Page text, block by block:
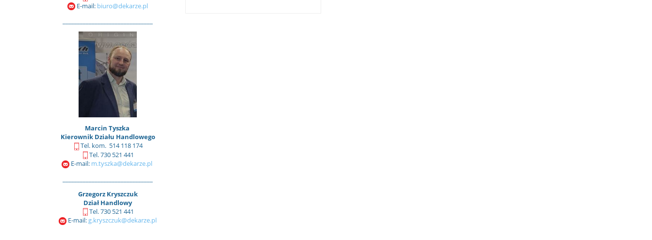
E-mail: biuro@dekarze.pl
Marcin Tyszka
Kierownik Działu Handlowego
Tel. kom. 514 118 174
Tel. 730 521 441
E-mail: m.tyszka@dekarze.pl
Grzegorz Kryszczuk
Dział Handlowy
Tel. 730 521 441
E-mail: g.kryszczuk@dekarze.pl